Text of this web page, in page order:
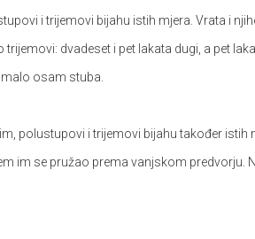
i trijemovi bijahu istih mjera. Vrata i
trijemovi: dvadeset i pet lakata dugi, a pet
osam stuba.
polustupovi i trijemovi bijahu također istih
im se pružao prema vanjskom predvorju.